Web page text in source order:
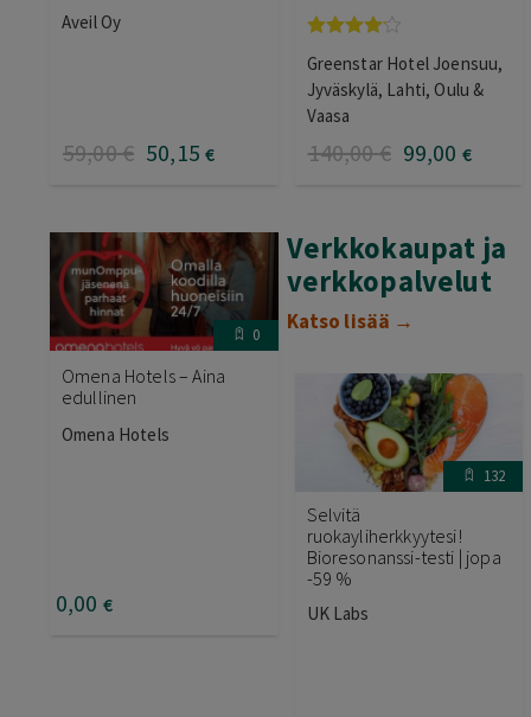
Aveil Oy
59,00€ 50,15 €
tuotteesta:
4.00/ 5
Greenstar Hotel Joensuu,
Jyväskylä, Lahti, Oulu &
Vaasa
140,00€ 99,00 €
0
Omena Hotels – Aina
edullinen
Omena Hotels
0,00 €
Verkkokaupat ja
verkkopalvelut
Katso lisää →
132
Selvitä
ruokayliherkkyytesi!
Bioresonanssi-testi | jopa
-59 %
UK Labs